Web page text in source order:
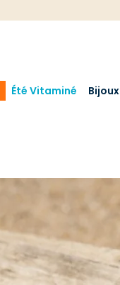
Été Vitaminé Bijoux